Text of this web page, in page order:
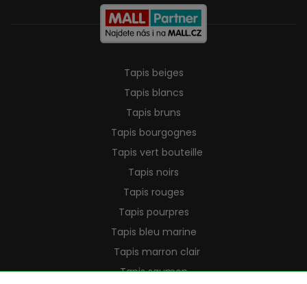
Tapis beiges
Tapis blancs
Tapis bruns
Tapis bourgognes
Tapis vert bouteille
Tapis noirs
Tapis rouges
Tapis pourpres
Tapis bleu marine
Tapis marron clair
Tapis saumon